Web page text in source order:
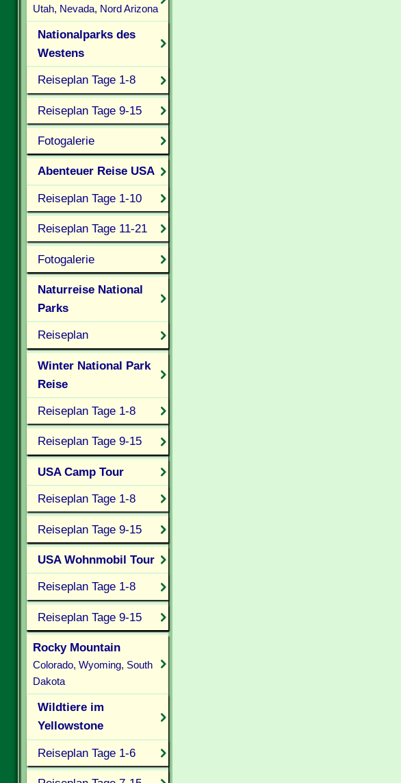
Utah, Nevada, Nord Arizona
Nationalparks des
Westens
Reiseplan Tage 1-8
Reiseplan Tage 9-15
Fotogalerie
Abenteuer Reise USA
Reiseplan Tage 1-10
Reiseplan Tage 11-21
Fotogalerie
Naturreise National
Parks
Reiseplan
Winter National Park
Reise
Reiseplan Tage 1-8
Reiseplan Tage 9-15
USA Camp Tour
Reiseplan Tage 1-8
Reiseplan Tage 9-15
USA Wohnmobil Tour
Reiseplan Tage 1-8
Reiseplan Tage 9-15
Rocky Mountain
Colorado, Wyoming, South
Dakota
Wildtiere im
Yellowstone
Reiseplan Tage 1-6